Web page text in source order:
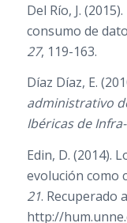
Del Río, J.
consumo de
27, 119-163.
Díaz Díaz, E.
administrativo
Ibéricas de
Edin, D. (2014).
evolución como
21. Recuperado
http://